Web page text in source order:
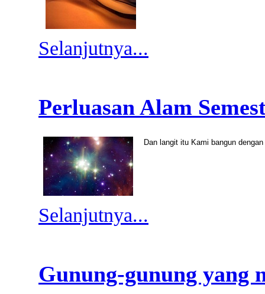
Selanjutnya...
Perluasan Alam
Dan langit itu Kami bangun
Selanjutnya...
Gunung-gunung yang